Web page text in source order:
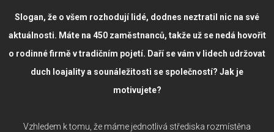
Slogan, že o všem rozhodují lidé, dodnes neztratil nic na své
aktuálnosti. Máte na 450 zaměstnanců, takže už se nedá hovořit
o rodinné firmě v tradičním pojetí. Daří se vám v lidech udržovat
duch loajality a sounáležitosti se společností? Jak je
motivujete?
Vzhledem k tomu, že máme jednotlivá střediska rozmístěna